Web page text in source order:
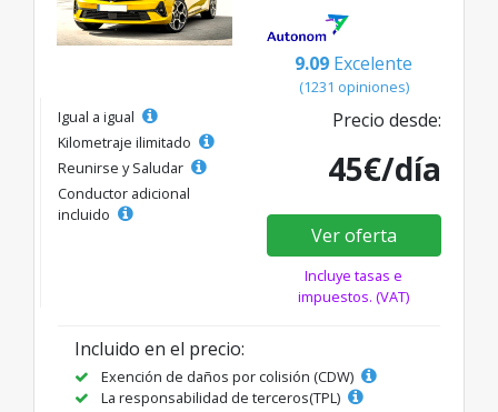
9.09 Excelente
(1231 opiniones)
Igual a igual
Kilometraje ilimitado
Reunirse y Saludar
Conductor adicional
incluido
Precio desde:
45€/día
Ver oferta
Incluye tasas e
impuestos. (VAT)
Incluido en el precio:
Exención de daños por colisión (CDW)
La responsabilidad de terceros(TPL)